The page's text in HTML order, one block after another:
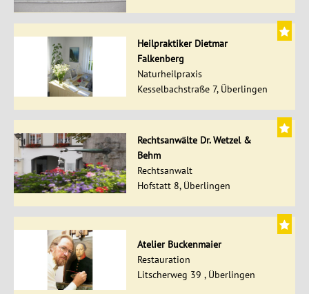
Heilpraktiker Dietmar
Falkenberg
Naturheilpraxis
Kesselbachstraße 7, Überlingen
Rechtsanwälte Dr. Wetzel &
Behm
Rechtsanwalt
Hofstatt 8, Überlingen
Atelier Buckenmaier
Restauration
Litscherweg 39 , Überlingen